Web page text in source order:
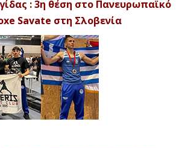
: 3η θέση στο Πανευρωπαϊκό
Savate στη Σλοβενία